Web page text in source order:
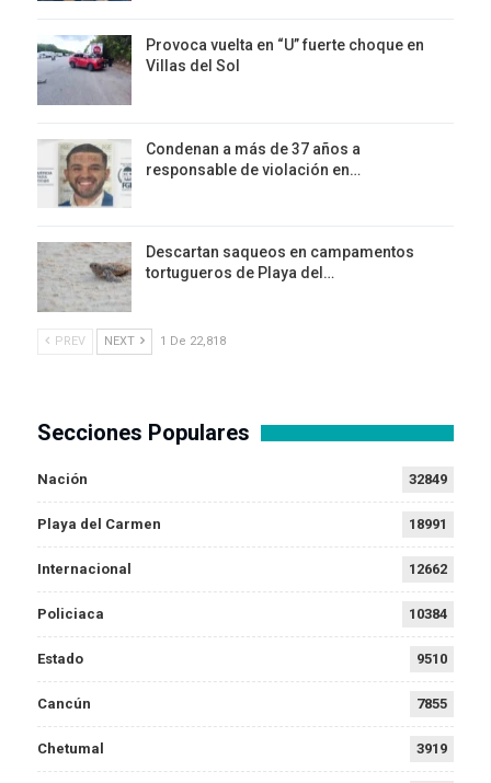
Provoca vuelta en “U” fuerte choque en
Villas del Sol
Condenan a más de 37 años a
responsable de violación en…
Descartan saqueos en campamentos
tortugueros de Playa del…
PREV NEXT 1 De 22,818
Secciones Populares
Nación 32849
Playa del Carmen 18991
Internacional 12662
Policiaca 10384
Estado 9510
Cancún 7855
Chetumal 3919